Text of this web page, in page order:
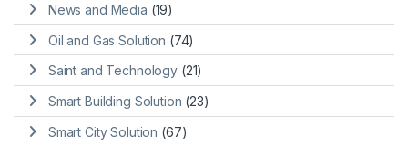
News and Media (19)
Oil and Gas Solution (74)
Saint and Technology (21)
Smart Building Solution (23)
Smart City Solution (67)